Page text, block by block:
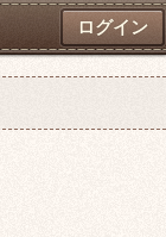
ログイン